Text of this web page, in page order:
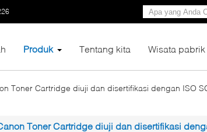
Produk Tentang kita Wisata pabrik
Toner Cartridge diuji dan disertifikasi dengan ISO
Toner Cartridge diuji dan disertifikasi